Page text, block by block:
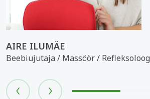
AIRE ILUMÄE
Beebiujutaja / Massöör / Refleksoloog